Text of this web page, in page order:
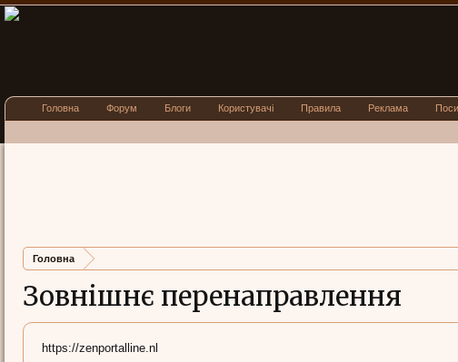
Головна
Зовнішнє перенаправлення
https://zenportalline.nl
Головна Форум Блоги Користувачі Правила Реклама